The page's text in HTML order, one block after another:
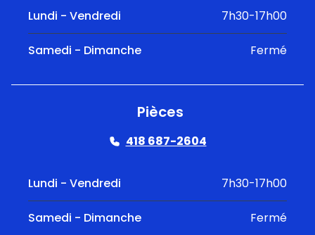
Lundi - Vendredi 7h30-17h00
Samedi - Dimanche Fermé
Pièces
418 687-2604
Lundi - Vendredi 7h30-17h00
Samedi - Dimanche Fermé